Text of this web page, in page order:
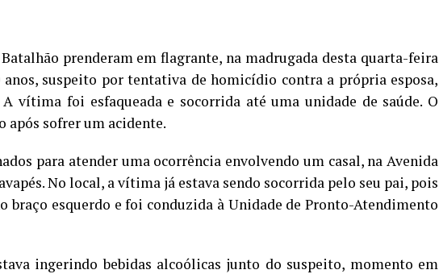
prenderam em flagrante, na madrugada desta quarta-feira
anos, suspeito por tentativa de homicídio contra a própria esposa,
A vítima foi esfaqueada e socorrida até uma unidade de saúde. O
após sofrer um acidente.
para atender uma ocorrência envolvendo um casal, na Avenida
No local, a vítima já estava sendo socorrida pelo seu pai, pois
braço esquerdo e foi conduzida à Unidade de Pronto-Atendimento
ingerindo bebidas alcoólicas junto do suspeito, momento em